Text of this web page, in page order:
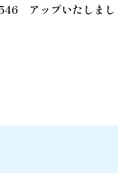
アップいたしまし